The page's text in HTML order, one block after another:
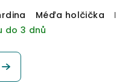
Méďa holčička
do 3 dnů